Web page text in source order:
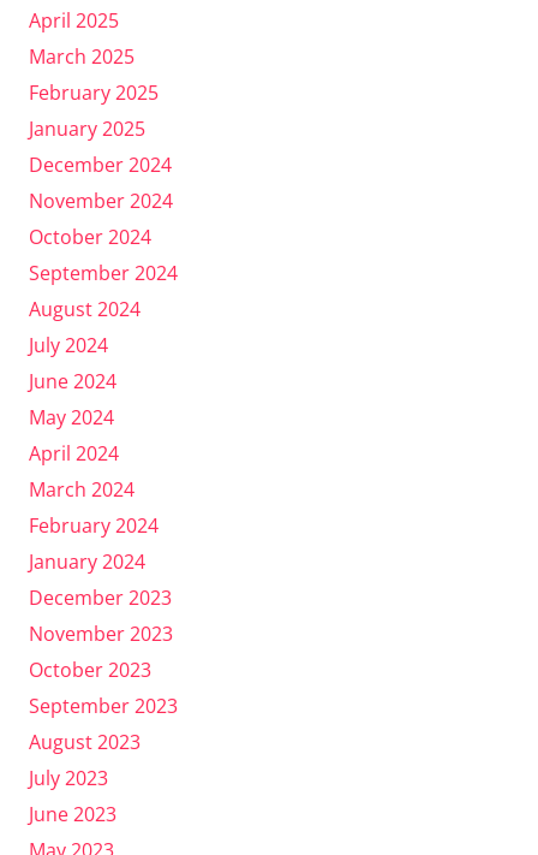
April 2025
March 2025
February 2025
January 2025
December 2024
November 2024
October 2024
September 2024
August 2024
July 2024
June 2024
May 2024
April 2024
March 2024
February 2024
January 2024
December 2023
November 2023
October 2023
September 2023
August 2023
July 2023
June 2023